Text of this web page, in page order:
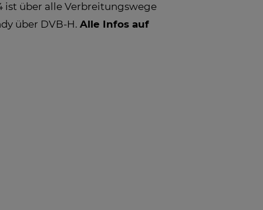
ist über alle Verbreitungswege
über DVB-H. Alle Infos auf